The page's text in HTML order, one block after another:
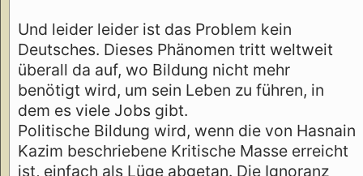
Und leider leider ist das Problem kein
Deutsches. Dieses Phänomen tritt weltweit
überall da auf, wo Bildung nicht mehr
benötigt wird, um sein Leben zu führen, in
dem es viele Jobs gibt.
Politische Bildung wird, wenn die von Hasnain
Kazim beschriebene Kritische Masse erreicht
ist, einfach als Lüge abgetan. Die Ignoranz